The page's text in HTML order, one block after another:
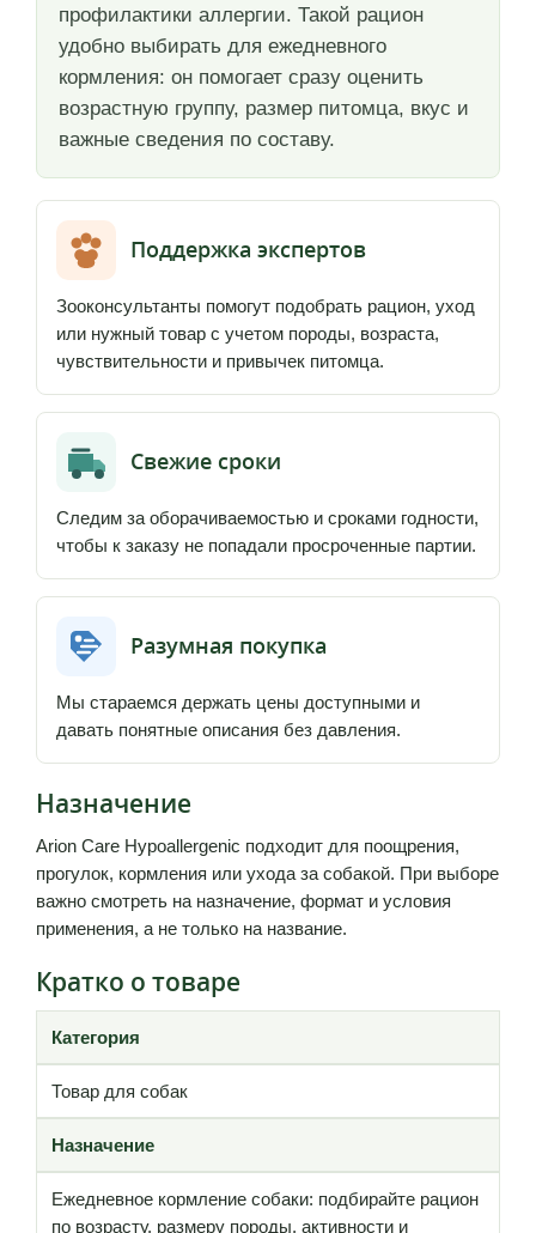
профилактики аллергии. Такой рацион
удобно выбирать для ежедневного
кормления: он помогает сразу оценить
возрастную группу, размер питомца, вкус и
важные сведения по составу.
Поддержка экспертов
Зооконсультанты помогут подобрать рацион, уход
или нужный товар с учетом породы, возраста,
чувствительности и привычек питомца.
Свежие сроки
Следим за оборачиваемостью и сроками годности,
чтобы к заказу не попадали просроченные партии.
Разумная покупка
Мы стараемся держать цены доступными и
давать понятные описания без давления.
Назначение
Arion Care Hypoallergenic подходит для поощрения,
прогулок, кормления или ухода за собакой. При выборе
важно смотреть на назначение, формат и условия
применения, а не только на название.
Кратко о товаре
Категория
Товар для собак
Назначение
Ежедневное кормление собаки: подбирайте рацион
по возрасту, размеру породы, активности и